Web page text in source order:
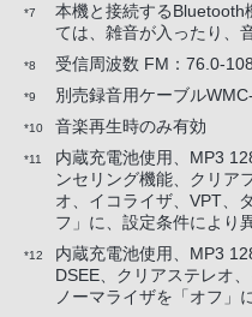
*7
本機と接続するBluetooth
ては、雑音が入ったり、
*8 受信周波数 FM：76.0-
*9 別売録音用ケーブル
*10 音楽再生時のみ有効
*11
内蔵充電池使用、MP3
ンセリング機能、クリア
オ、イコライザ、VPT、
フ」に、設定条件により
*12
内蔵充電池使用、MP3
DSEE、クリアステレオ
ノーマライザを「オフ」